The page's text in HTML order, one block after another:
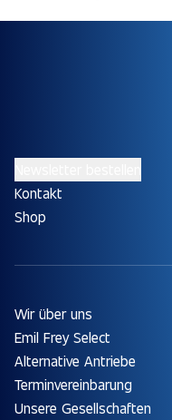
Kontakt
Shop
Wir über uns
Emil Frey Select
Alternative Antriebe
Terminvereinbarung
Unsere Gesellschaften